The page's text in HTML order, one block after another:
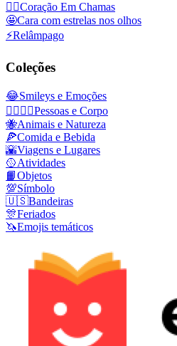
❤️‍🔥Coração Em Chamas
🤩Cara com estrelas nos olhos
⚡Relâmpago
Coleções
😂Smileys e Emoções
👩‍❤️‍💋‍👨Pessoas e Corpo
🐝Animais e Natureza
🍕Comida e Bebida
🌇Viagens e Lugares
🥎Atividades
📙Objetos
💯Símbolo
🇺🇸Bandeiras
🎊Feriados
🦄Emojis temáticos